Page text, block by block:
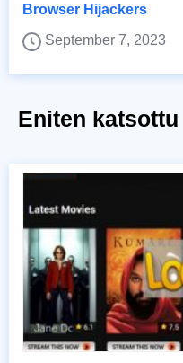
Browser Hijackers
September 7, 2023
Eniten katsottu